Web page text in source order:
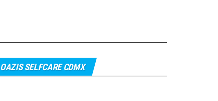
OAZIS SELFCARE CDMX